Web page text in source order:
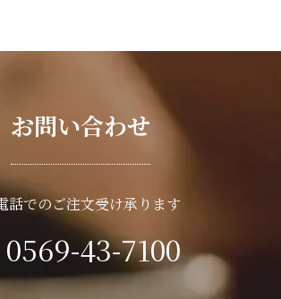
お問い合わせ
話でのご注文受け承ります
0569-43-7100